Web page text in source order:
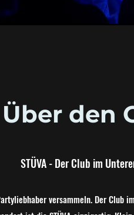
Über den
STÜVA - Der Club im
versammeln. Der